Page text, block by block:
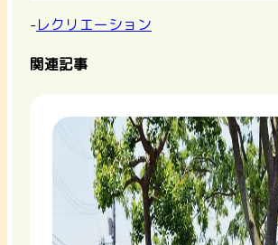
-レクリエーション
関連記事